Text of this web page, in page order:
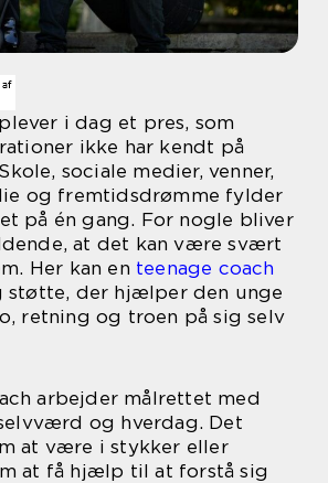
i dag et pres, som
ikke har kendt på
sociale medier, venner,
og fremtidsdrømme fylder
på én gang. For nogle bliver
at det kan være svært
Her kan en teenage coach
der hjælper den unge
retning og troen på sig selv
arbejder målrettet med
og hverdag. Det
at være i stykker eller
at få hjælp til at forstå sig